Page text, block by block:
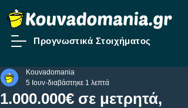
Προγνωστικά Στοιχήματος
1.000.000€ σε μετρητά,
Kouvadomania
5 Ιουν διαβάστηκε 1 λεπτά